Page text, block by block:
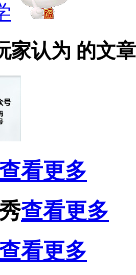
家认为 的文
看更多
查看更多
看更多